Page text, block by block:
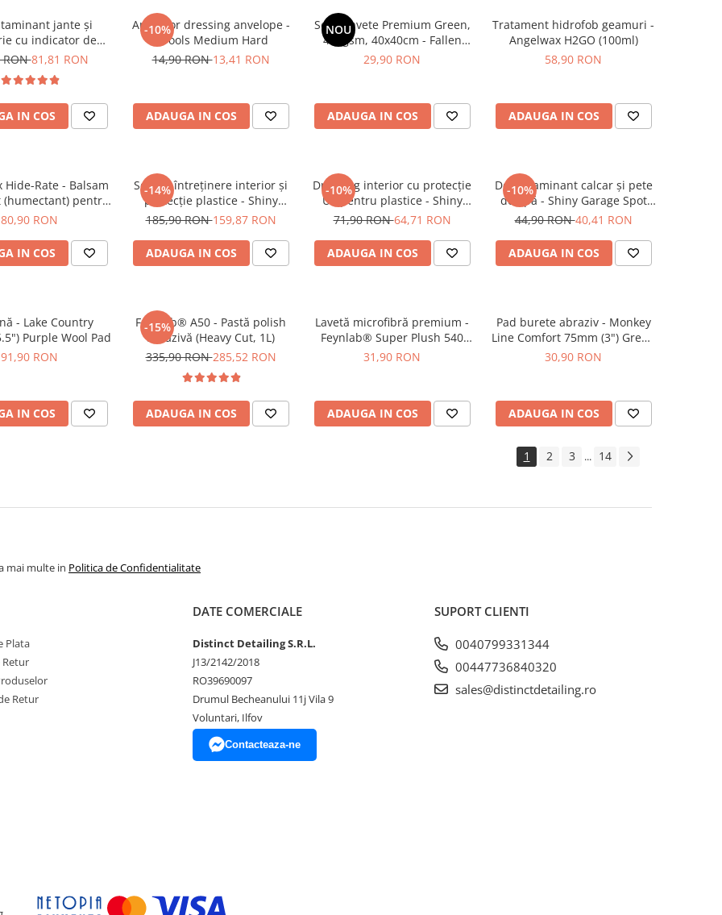
jante și
cu indicator de
sângerare) -
Remover (1L)
RON81,81 RON
IN COS
-10%
Aplicator dressing anvelope -
GTools Medium Hard
14,90 RON13,41 RON
ADAUGA IN COS
NOU
Set 3 Lavete Premium Green,
400gsm, 40x40cm - Fallen
Angels Microfibres
29,90 RON
ADAUGA IN COS
Tratament hidrofob geamuri -
Angelwax H2GO (100ml)
58,90 RON
ADAUGA IN COS
Hide-Rate - Balsam
pentru
naturală (250ml)
80,90 RON
IN COS
-14%
Soluție întreținere interior și
protecție plastice - Shiny
Garage Interior QD (5L)
185,90 RON159,87 RON
ADAUGA IN COS
-10%
Dressing interior cu protecție
UV pentru plastice - Shiny
Garage Satin (500ml)
71,90 RON64,71 RON
ADAUGA IN COS
-10%
Decontaminant calcar și pete
de apă - Shiny Garage Spot
Off (500ml)
44,90 RON40,41 RON
ADAUGA IN COS
- Lake Country
Purple Wool Pad
91,90 RON
IN COS
-15%
Feynlab® A50 - Pastă polish
abrazivă (Heavy Cut, 1L)
335,90 RON285,52 RON
ADAUGA IN COS
Lavetă microfibră premium -
Feynlab® Super Plush 540
Korean Microfiber
31,90 RON
ADAUGA IN COS
Pad burete abraziv - Monkey
Line Comfort 75mm (3") Green
Heavy-Cut
30,90 RON
ADAUGA IN COS
1 2 3 ... 14
mai multe in Politica de Confidentialitate
Plata
Retur
Retur
DATE COMERCIALE
Distinct Detailing S.R.L.
J13/2142/2018
RO39690097
Drumul Becheanului 11j Vila 9
Voluntari, Ilfov
Contacteaza-ne
SUPORT CLIENTI
0040799331344
00447736840320
sales@distinctdetailing.ro